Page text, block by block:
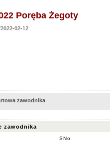
Poręba Żegoty
02-12
zawodnika
zawodnika
SNo